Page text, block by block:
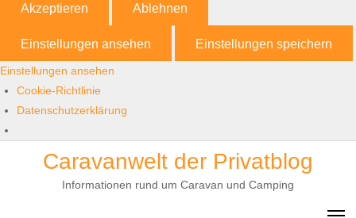
Akzeptieren Ablehnen
Einstellungen ansehen Einstellungen speichern
Einstellungen ansehen
Cookie-Richtlinie
Datenschutzerklärung
Caravanwelt der Privatblog
Informationen rund um Caravan und Camping